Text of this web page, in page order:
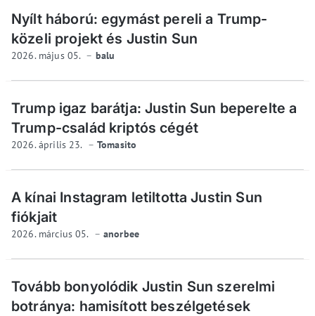
Nyílt háború: egymást pereli a Trump-
közeli projekt és Justin Sun
2026. május 05. balu
Trump igaz barátja: Justin Sun beperelte a
Trump-család kriptós cégét
2026. április 23. Tomasito
A kínai Instagram letiltotta Justin Sun
fiókjait
2026. március 05. anorbee
Tovább bonyolódik Justin Sun szerelmi
botránya: hamisított beszélgetések